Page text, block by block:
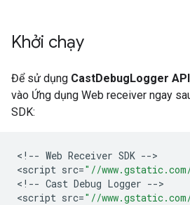
Khởi chạy
Để sử dụng CastDebugLogger API
vào Ứng dụng Web receiver ngay
SDK:
< !-- Web Receiver SDK -->
<script src="//
< !-- Cast Debug Logger -->
<script src="//